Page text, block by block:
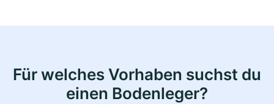
Für welches Vorhaben suchst du
einen Bodenleger?